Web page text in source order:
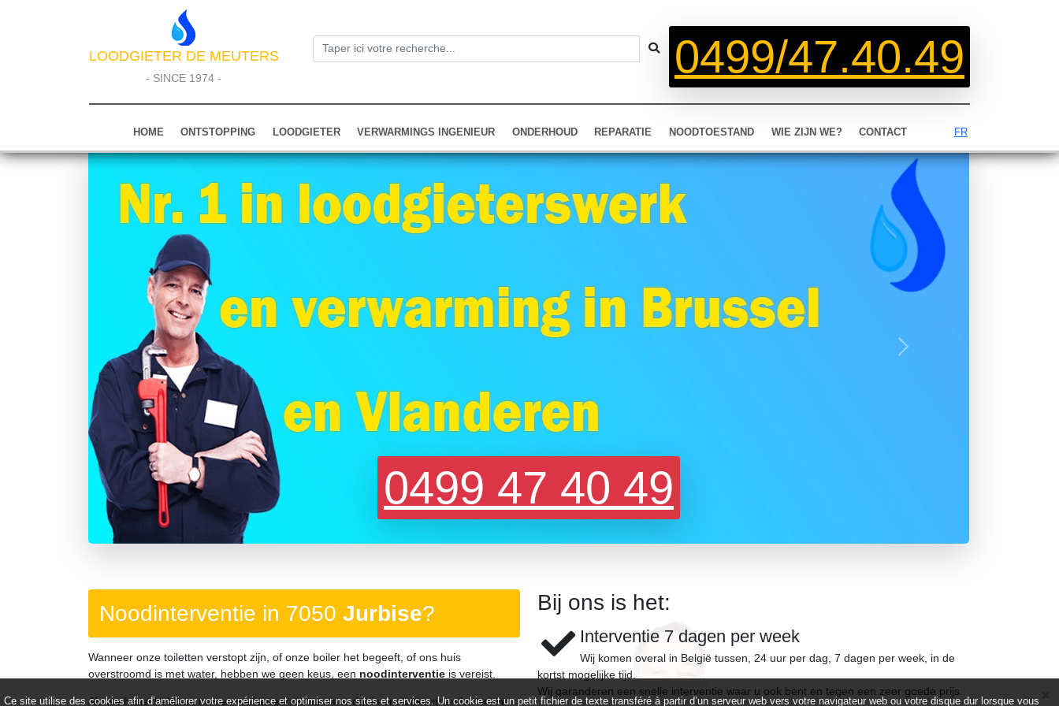
LOODGIETER DE MEUTERS
- SINCE 1974 - 0499/47.40.49
HOME ONTSTOPPING LOODGIETER VERWARMINGS INGENIEUR ONDERHOUD REPARATIE NOODTOESTAND WIE ZIJN WE? CONTACT FR
0499 47 40 49
Précédent Suivant
Noodinterventie in 7050Jurbise?
Wanneer onze toiletten verstopt zijn, of onze boiler het begeeft, of ons huis
overstroomd is met water, hebben we geen keus, een noodinterventieis vereist.
Als we haast hebben, nemen we het eerste nummer dat in ons opkomt en bellen we
Bij ons is het:
Interventie 7 dagen per week
Wij komen overal in België tussen, 24 uur per dag, 7 dagen per week, in de
kortst mogelijke tijd.
Wij garanderen een snelle interventie waar u ook bent en tegen een zeer goede prijs.
Ce site utilise des cookies afin d’améliorer votre expérience et optimiser nos sites et services. Un cookie est un petit fichier de texte transféré à partir d’un serveur web vers votre navigateur web ou votre disque dur lorsque vous